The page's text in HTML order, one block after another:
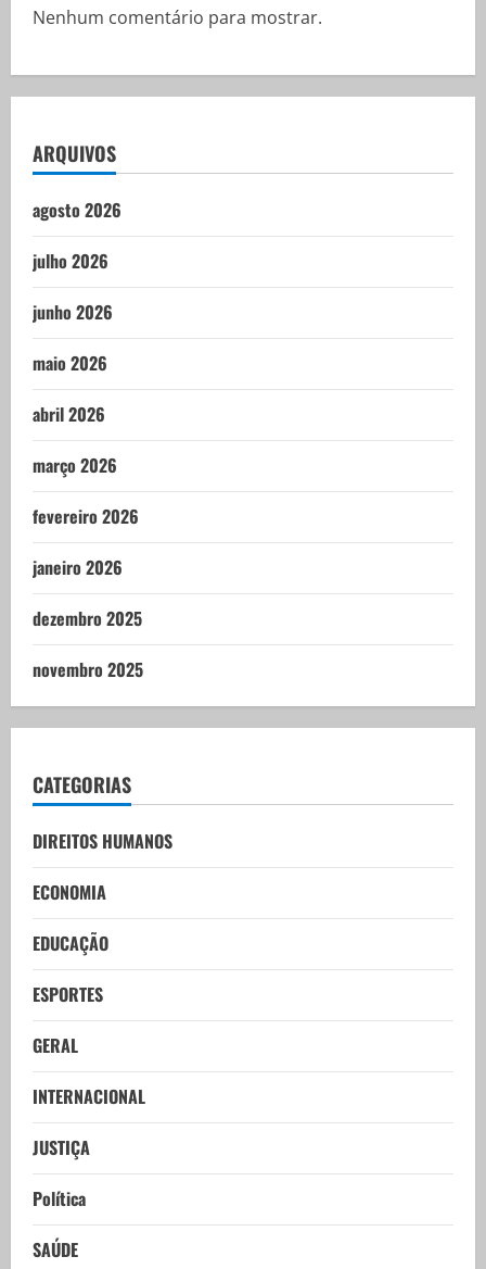
Nenhum comentário para mostrar.
ARQUIVOS
agosto 2026
julho 2026
junho 2026
maio 2026
abril 2026
março 2026
fevereiro 2026
janeiro 2026
dezembro 2025
novembro 2025
CATEGORIAS
DIREITOS HUMANOS
ECONOMIA
EDUCAÇÃO
ESPORTES
GERAL
INTERNACIONAL
JUSTIÇA
Política
SAÚDE